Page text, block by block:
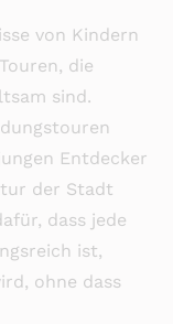
von Kindern
die
sind.
Entdecker
der Stadt
dass jede
ist,
ohne dass